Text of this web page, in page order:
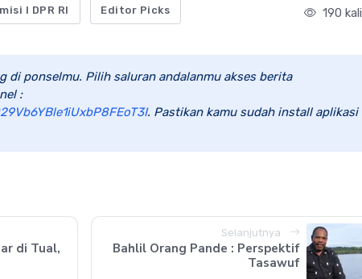
I DPR RI Editor Picks 190 kali
di ponselmu. Pilih saluran andalanmu akses berita
:
. Pastikan kamu sudah install aplikasi
di Tual,
Selanjutnya
Bahlil Orang Pande : Perspektif
Tasawuf